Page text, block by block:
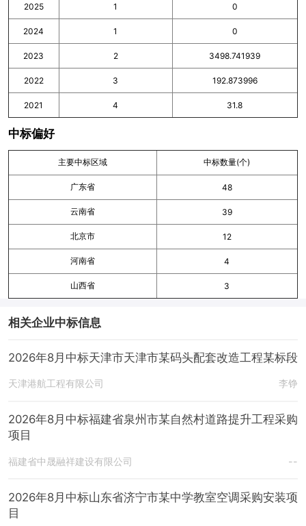
2025 1 0
2024 1 0
2023 2 3498.741939
2022 3 192.873996
2021 4 31.8
中标偏好
主要中标区域 中标数量(个)
广东省 48
云南省 39
北京市 12
河南省 4
山西省 3
相关企业中标信息
2026年8月中标天津市天津市某码头配套改造工程某标段
天津港航工程有限公司 李铮
2026年8月中标福建省泉州市某自然村道路提升工程采购
项目
福建省中晟融祥建设有限公司 --
2026年8月中标山东省济宁市某中学教室空调采购安装项
目